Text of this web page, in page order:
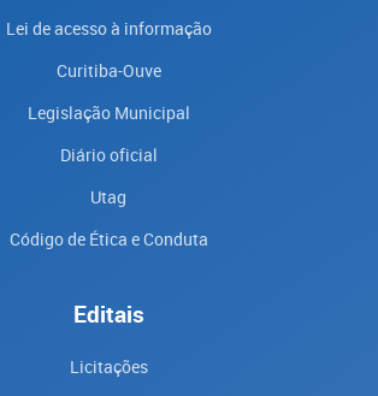
Lei de acesso à informação
Curitiba-Ouve
Legislação Municipal
Diário oficial
Utag
Código de Ética e Conduta
Editais
Licitações